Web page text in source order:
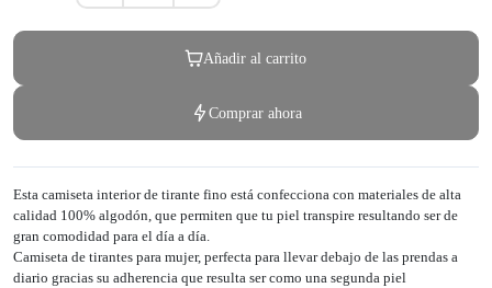
Añadir al carrito
Comprar ahora
Esta camiseta interior de tirante fino está confecciona con materiales de alta
calidad 100% algodón, que permiten que tu piel transpire resultando ser de
gran comodidad para el día a día.
Camiseta de tirantes para mujer, perfecta para llevar debajo de las prendas a
diario gracias su adherencia que resulta ser como una segunda piel